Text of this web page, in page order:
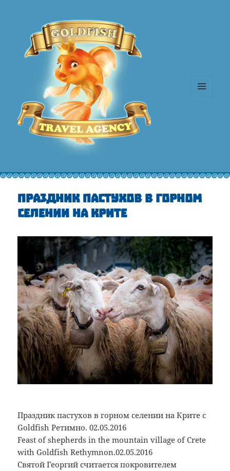
Праздник пастухов в горном
селении на Крите
Праздник пастухов в горном селении на Крите с
Goldfish Ретимно. 02.05.2016
Feast of shepherds in the mountain village of Crete
with Goldfish Rethymnon.02.05.2016
Святой Георгий считается покровителем